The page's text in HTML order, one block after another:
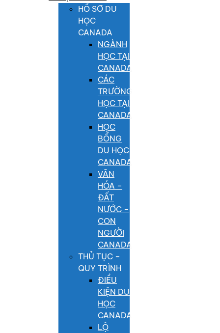
HỒ SƠ DU
HỌC
CANADA
NGÀNH
HỌC TẠI
CANADA
CÁC
TRƯỜNG
HỌC TẠI
CANADA
HỌC
BỔNG
DU HỌC
CANADA
VĂN
HÓA –
ĐẤT
NƯỚC –
CON
NGƯỜI
CANADA
THỦ TỤC –
QUY TRÌNH
ĐIỀU
KIỆN DU
HỌC
CANADA
LỘ